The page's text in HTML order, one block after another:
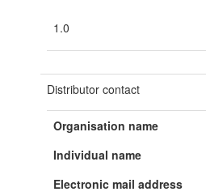
1.0
Distributor contact
Organisation name
Individual name
Electronic mail address